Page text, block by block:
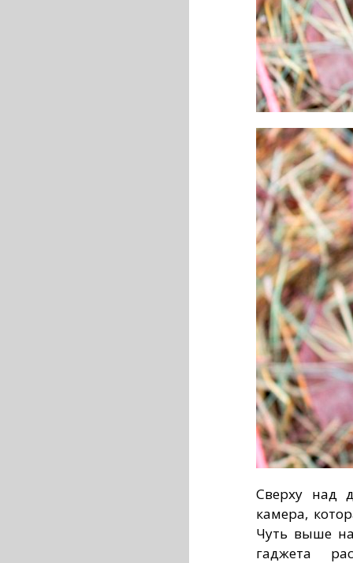
Сверху над
камера,
Чуть выше
гаджета